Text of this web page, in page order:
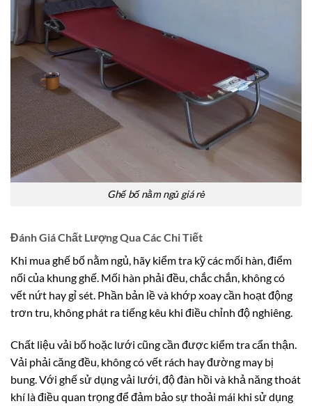
Ghế bố nằm ngủ giá rẻ
Đánh Giá Chất Lượng Qua Các Chi Tiết
Khi mua ghế bố nằm ngủ, hãy kiểm tra kỹ các mối hàn, điểm
nối của khung ghế. Mối hàn phải đều, chắc chắn, không có
vết nứt hay gỉ sét. Phần bản lề và khớp xoay cần hoạt động
trơn tru, không phát ra tiếng kêu khi điều chỉnh độ nghiêng.
Chất liệu vải bố hoặc lưới cũng cần được kiểm tra cẩn thận.
Vải phải căng đều, không có vết rách hay đường may bị
bung. Với ghế sử dụng vải lưới, độ đàn hồi và khả năng thoát
khí là điều quan trọng để đảm bảo sự thoải mái khi sử dụng